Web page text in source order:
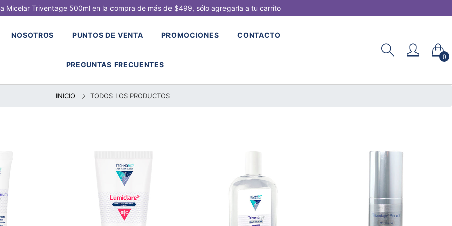
Micelar Triventage 500ml en la compra de más de $499, sólo agregarla a tu carrito
NOSOTROS PUNTOS DE VENTA PROMOCIONES CONTACTO
PREGUNTAS FRECUENTES
0
INICIO TODOS LOS PRODUCTOS